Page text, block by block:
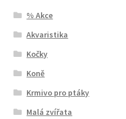
% Akce
Akvaristika
Kočky
Koně
Krmivo pro ptáky
Malá zvířata